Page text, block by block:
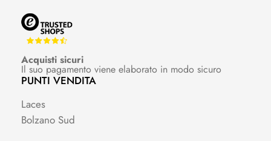
Acquisti sicuri
Il suo pagamento viene elaborato in modo sicuro
PUNTI VENDITA
Laces
Bolzano Sud